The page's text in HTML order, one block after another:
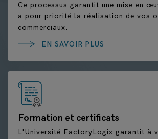
Ce processus garantit une mise en
a pour priorité la réalisation de vos
commerciaux.
EN SAVOIR PLUS
Formation et certificats
L'Université FactoryLogix garantit à